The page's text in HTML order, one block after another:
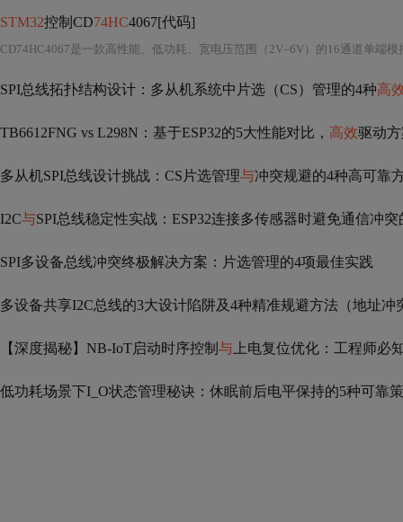
STM32控制CD74HC4067[代码]
SPI总线拓扑结构设计：多从机系统中片选（CS）管理的4种高
TB6612FNG vs L298N：基于ESP32的5大性能对比， 高效驱动
多从机SPI总线设计挑战：CS片选管理与冲突规避的4种高可靠
I2C与SPI总线稳定性实战：ESP32连接多传感器时避免通信冲
SPI多设备总线冲突终极解决方案：片选管理的4项最佳实践
多设备共享I2C总线的3大设计陷阱及4种精准规避方法（地址冲
【深度揭秘】NB-IoT启动时序控制 与 上电复位优化：工程师必
低功耗场景下I_O状态管理秘诀：休眠前后电平保持的5种可靠